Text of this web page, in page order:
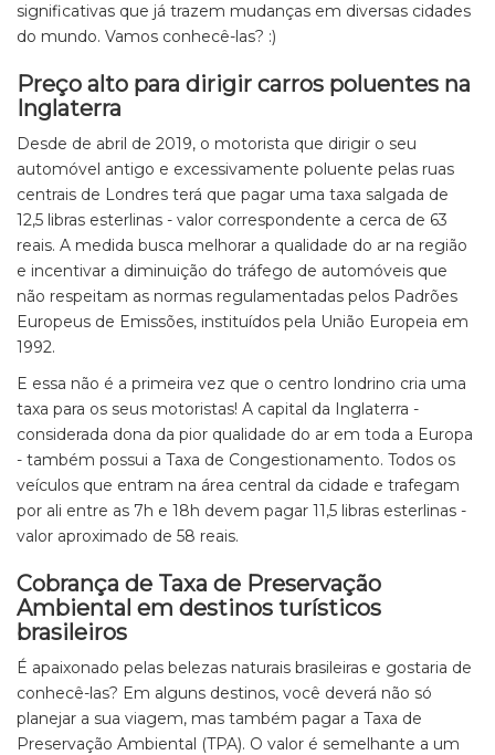
significativas que já trazem mudanças em diversas cidades
do mundo. Vamos conhecê-las? :)
Preço alto para dirigir carros poluentes na
Inglaterra
Desde de abril de 2019, o motorista que dirigir o seu
automóvel antigo e excessivamente poluente pelas ruas
centrais de Londres terá que pagar uma taxa salgada de
12,5 libras esterlinas - valor correspondente a cerca de 63
reais. A medida busca melhorar a qualidade do ar na região
e incentivar a diminuição do tráfego de automóveis que
não respeitam as normas regulamentadas pelos Padrões
Europeus de Emissões, instituídos pela União Europeia em
1992.
E essa não é a primeira vez que o centro londrino cria uma
taxa para os seus motoristas! A capital da Inglaterra -
considerada dona da pior qualidade do ar em toda a Europa
- também possui a Taxa de Congestionamento. Todos os
veículos que entram na área central da cidade e trafegam
por ali entre as 7h e 18h devem pagar 11,5 libras esterlinas -
valor aproximado de 58 reais.
Cobrança de Taxa de Preservação
Ambiental em destinos turísticos
brasileiros
É apaixonado pelas belezas naturais brasileiras e gostaria de
conhecê-las? Em alguns destinos, você deverá não só
planejar a sua viagem, mas também pagar a Taxa de
Preservação Ambiental (TPA). O valor é semelhante a um